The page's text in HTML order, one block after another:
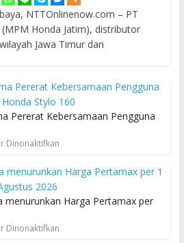
NTTOnlinenow.com – PT
Honda Jatim), distributor
Jawa Timur dan
Pererat Kebersamaan Pengguna
Dinonaktifkan
menurunkan Harga Pertamax per
Dinonaktifkan